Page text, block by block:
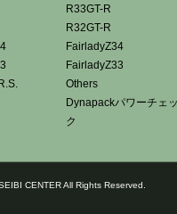
R33GT-R
R32GT-R
FairladyZ34
FairladyZ33
Others
Dynapackパワーチェ
ク
CENTER All Rights Reserved.